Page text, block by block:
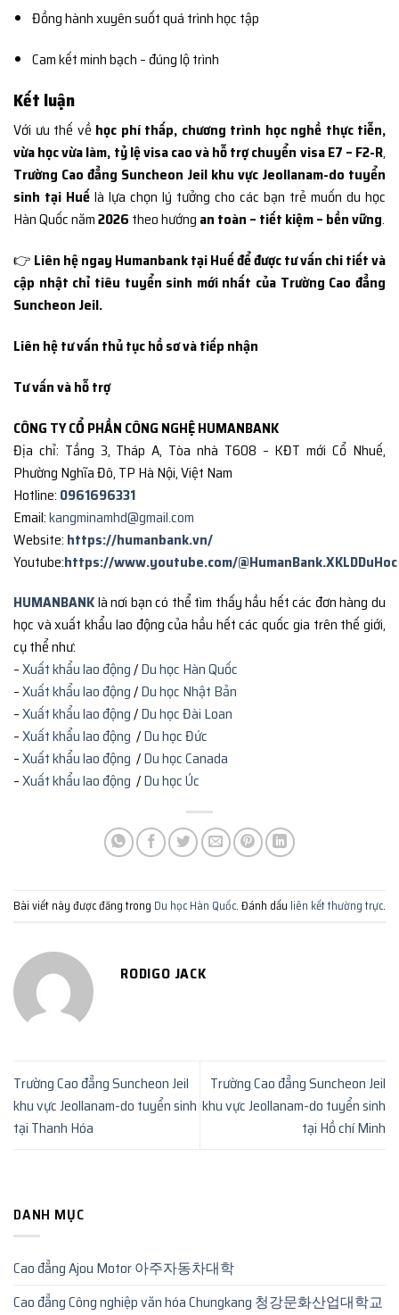
Đồng hành xuyên suốt quá trình học tập
Cam kết minh bạch – đúng lộ trình
Kết luận
Với ưu thế về học phí thấp, chương trình học nghề thực tiễn,
vừa học vừa làm, tỷ lệ visa cao và hỗ trợ chuyển visa E7 – F2-R,
Trường Cao đẳng Suncheon Jeil khu vực Jeollanam-do tuyển
sinh tại Huế là lựa chọn lý tưởng cho các bạn trẻ muốn du học
Hàn Quốc năm2026 theo hướng an toàn – tiết kiệm – bền vững.
👉 Liên hệ ngay Humanbank tại Huế để được tư vấn chi tiết và
cập nhật chỉ tiêu tuyển sinh mới nhất của Trường Cao đẳng
Suncheon Jeil.
Liên hệ tư vấn thủ tục hồ sơ và tiếp nhận
Tư vấn và hỗ trợ
CÔNG TY CỔ PHẦN CÔNG NGHỆ HUMANBANK
Địa chỉ: Tầng 3, Tháp A, Tòa nhà T608 – KĐT mới Cổ Nhuế,
Phường Nghĩa Đô, TP Hà Nội, Việt Nam
Hotline: 0961696331
Email:kangminamhd@gmail.com
Website: https://humanbank.vn/
Youtube:https://www.youtube.com/@HumanBank.XKLDDuHoc
HUMANBANKlà nơi bạn có thể tìm thấy hầu hết các đơn hàng du
học và xuất khẩu lao động của hầu hết các quốc gia trên thế giới,
cụ thể như:
–Xuất khẩu lao động/Du học Hàn Quốc
–Xuất khẩu lao động/Du học Nhật Bản
–Xuất khẩu lao động/Du học Đài Loan
–Xuất khẩu lao động /Du học Đức
–Xuất khẩu lao động /Du học Canada
–Xuất khẩu lao động /Du học Úc
Bài viết này được đăng trong Du học Hàn Quốc. Đánh dấu liên kết thường trực.
RODIGO JACK
Trường Cao đẳng Suncheon Jeil
khu vực Jeollanam-do tuyển sinh
tại Thanh Hóa
Trường Cao đẳng Suncheon Jeil
khu vực Jeollanam-do tuyển sinh
tại Hồ chí Minh
DANH MỤC
Cao đẳng Ajou Motor 아주자동차대학
Cao đẳng Công nghiệp văn hóa Chungkang 청강문화산업대학교